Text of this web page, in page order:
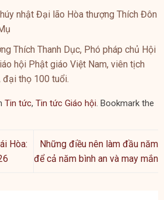
nhật Đại lão Hòa thượng Thích Đôn
Thích Thanh Dục, Phó pháp chủ Hội
hội Phật giáo Việt Nam, viên tịch
đại thọ 100 tuổi.
Tin tức, Tin tức Giáo hội. Bookmark the
Hòa:
Những điều nên làm đầu năm
để cả năm bình an và may mắn